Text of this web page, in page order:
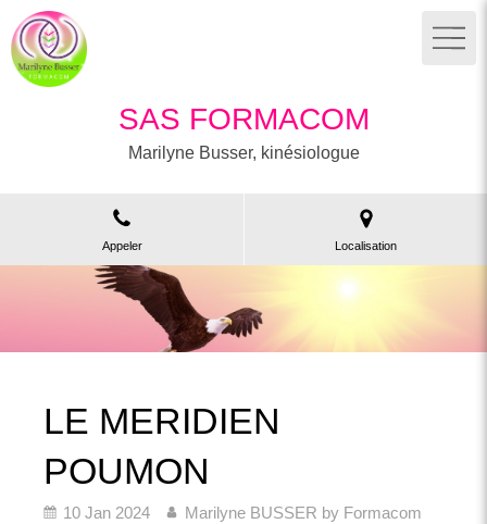
SAS FORMACOM
Marilyne Busser, kinésiologue
Appeler Localisation
LE MERIDIEN
POUMON
10 Jan 2024
Marilyne BUSSER by Formacom